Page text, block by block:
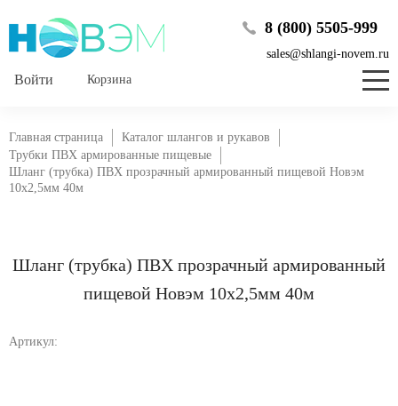
8 (800) 5505-999
sales@shlangi-novem.ru
Корзина
Главная страница
Каталог шлангов и рукавов
Трубки ПВХ армированные пищевые
Шланг (трубка) ПВХ прозрачный армированный пищевой Новэм
10х2,5мм 40м
Шланг (трубка) ПВХ прозрачный армированный
пищевой Новэм 10х2,5мм 40м
Артикул: